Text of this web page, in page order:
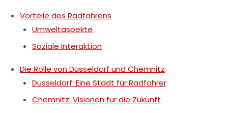
Vorteile des Radfahrens
Umweltaspekte
Soziale Interaktion
Die Rolle von Düsseldorf und Chemnitz
Düsseldorf: Eine Stadt für Radfahrer
Chemnitz: Visionen für die Zukunft